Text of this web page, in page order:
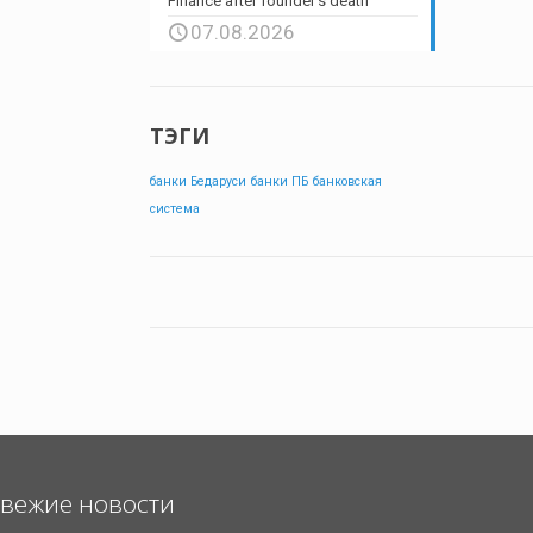
07.08.2026
ТЭГИ
банки Бедаруси банки ПБ банковская
система
новости